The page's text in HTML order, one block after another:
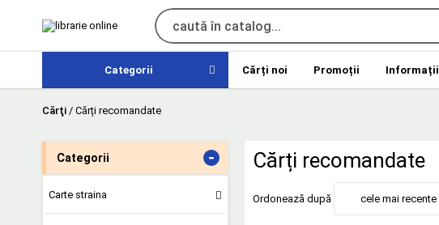
Categorii Cărți noi Promoții Informații
Cărţi / Cărți recomandate
Categorii -
Carte straina
Cărți recomandate
Ordonează după cele mai recente